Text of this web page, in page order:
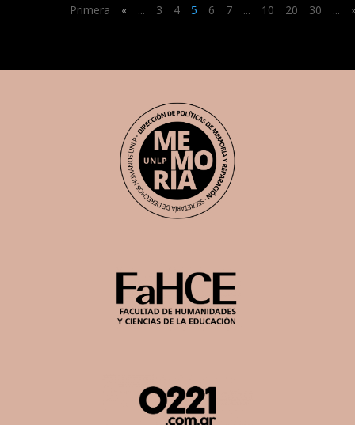
Primera « ... 3 4 5 6 7 ... 10 20 30 ...